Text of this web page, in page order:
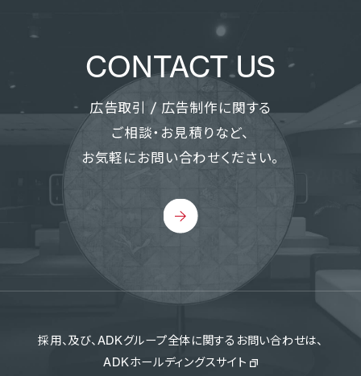
CONTACT US
広告取引 / 広告制作に関する
ご相談・お見積りなど、
お気軽にお問い合わせください。
採用、及び、ADKグループ全体に関するお問い合わせは、
ADKホールディングスサイト